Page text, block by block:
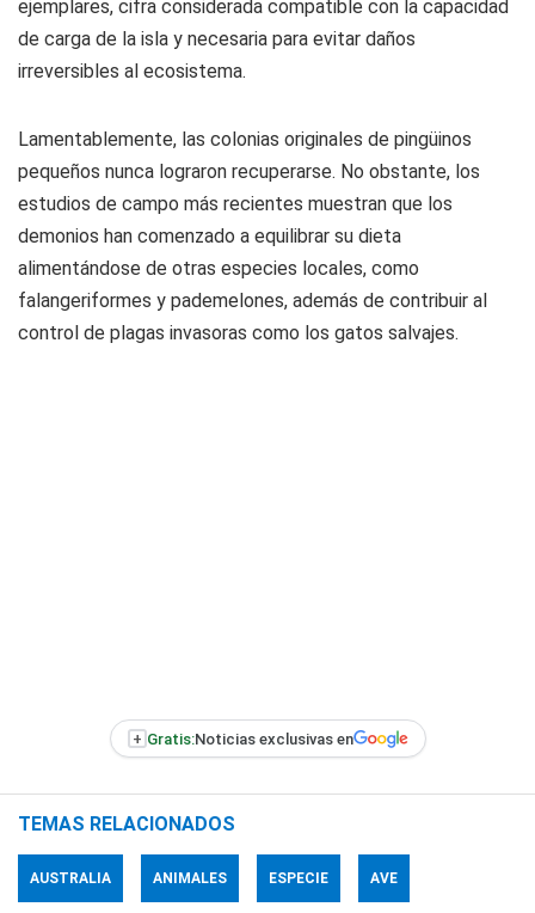
ejemplares, cifra considerada compatible con la capacidad
de carga de la isla y necesaria para evitar daños
irreversibles al ecosistema.
Lamentablemente, las colonias originales de pingüinos
pequeños nunca lograron recuperarse. No obstante, los
estudios de campo más recientes muestran que los
demonios han comenzado a equilibrar su dieta
alimentándose de otras especies locales, como
falangeriformes y pademelones, además de contribuir al
control de plagas invasoras como los gatos salvajes.
+ Gratis:Noticias exclusivas en
TEMAS RELACIONADOS
AUSTRALIA ANIMALES ESPECIE AVE